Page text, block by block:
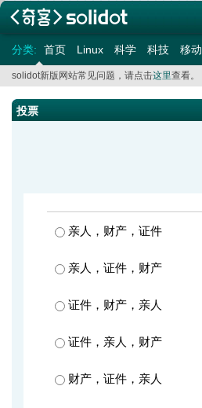
分类: 首页 Linux 科学 科技 移动
solidot新版网站常见问题，请点击这里查看。
投票
亲人，财产，证件
亲人，证件，财产
证件，财产，亲人
证件，亲人，财产
财产，证件，亲人